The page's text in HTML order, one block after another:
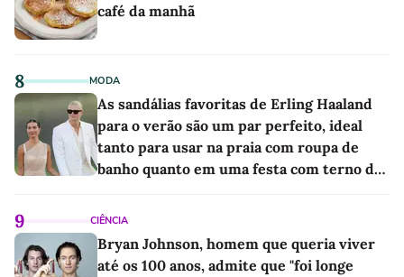
café da manhã
8 MODA
As sandálias favoritas de Erling Haaland
para o verão são um par perfeito, ideal
tanto para usar na praia com roupa de
banho quanto em uma festa com terno de
9 CIÊNCIA
Bryan Johnson, homem que queria viver
até os 100 anos, admite que "foi longe